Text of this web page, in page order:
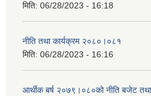
मिति: 06/28/2023 - 16:18
नीति तथा कार्यक्रम २०८०।०८१
मिति: 06/28/2023 - 16:16
आर्थीक बर्ष २०७९।०८०को नीति बजेट